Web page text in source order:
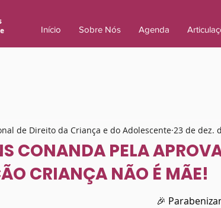
Início Sobre Nós Agenda
CONANDA PELA
CRIANÇA NÃO É MÃE!
de Direito da Criança e do Adolescente 23 de dez.
🎉